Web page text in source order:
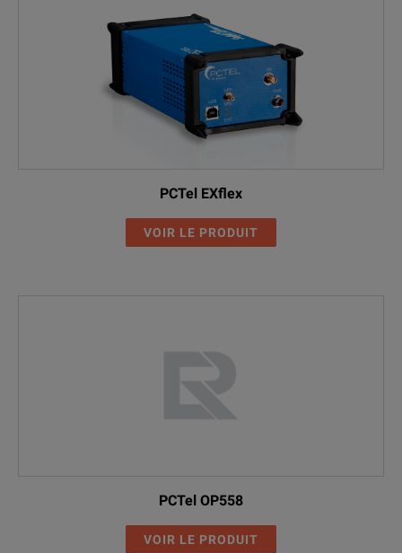
PCTel EXflex
VOIR LE PRODUIT
PCTel OP558
VOIR LE PRODUIT